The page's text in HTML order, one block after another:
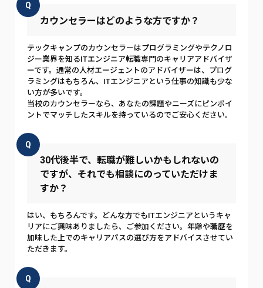
Q
カウンセラーはどのような方ですか？
テックキャンプのカウンセラーはプログラミングやテクノロ
ジー業界を知るITエンジニア転職専門のキャリアアドバイザ
ーです。通常の人材エージェントのアドバイザーは、プログ
ラミングはもちろん、ITエンジニアという仕事の知識も少な
い方が多いです。
当校のカウンセラーなら、あなたの課題やニーズにピンポイ
ントでマッチしたスキルを持っているのでご安心ください。
Q
30代後半で、転職が難しいかもしれないの
ですが、それでも相談にのっていただけま
すか？
はい、もちろんです。どんな方でもITエンジニアというキャ
リアにご興味ありましたら、ご参加ください。年齢や職歴を
加味した上でのキャリアパスの選び方をアドバイスさせてい
ただきます。
Q